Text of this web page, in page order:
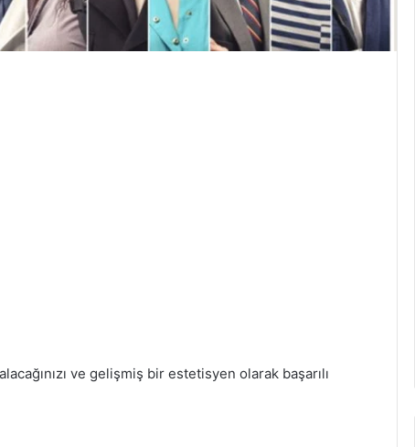
ve gelişmiş bir estetisyen olarak başarılı